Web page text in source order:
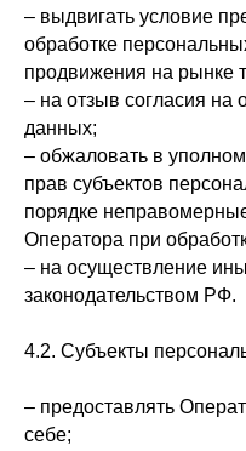
– выдвигать условие
обработке
продвижения на рынке
– на отзыв согласия на
данных;
– обжаловать в
прав субъектов
порядке
Оператора при
– на осуществление
законодательством РФ.
4.2. Субъекты
– предоставлять
себе;